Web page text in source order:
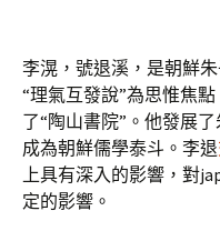
李滉，號退溪，是朝鮮
“理氣互發說”為思惟焦
了“陶山書院”。他發展
成為朝鮮儒學泰斗。李退
上具有深入的影響，對
定的影響。